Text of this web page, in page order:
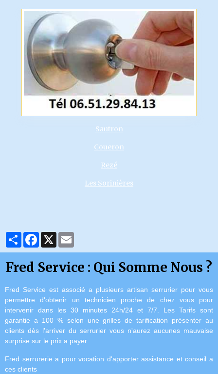
Sautron
Coueron
Rezé
Les Sorinières
PartagerFacebook
X
Fred Service : Qui Somme Nous ?
Fred Service est associé a plusieurs artisan serrurier pour vous
permettre d'obtenir un technicien proche de chez vous pour
intervenir dans les 30 minutes 24h/24 et 7/7. Les Tarifs sont
garantie a 100 % selon une grilles de tarification présenter au
clients dès l'arriver du serrurier vous n'aurez aucunes mauvaise
surprise sur le prix a payer
Fred serrurerie a pour vocation d'apporter assistance et conseil a
ces clients